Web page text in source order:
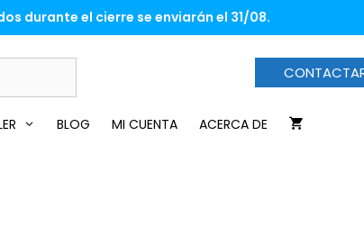
durante el cierre se enviarán el 31/08.
BLOG MI CUENTA ACERCA DE
era:
es:
186,60€.